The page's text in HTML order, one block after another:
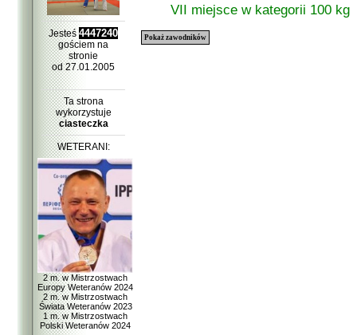
Jesteś4447240
gościem na
stronie
od 27.01.2005
Ta strona
wykorzystuje
ciasteczka
WETERANI:
2 m. w Mistrzostwach
Europy Weteranów 2024
2 m. w Mistrzostwach
Świata Weteranów 2023
1 m. w Mistrzostwach
Polski Weteranów 2024
VII miejsce w kategorii 100 kg
Pokaż zawodników